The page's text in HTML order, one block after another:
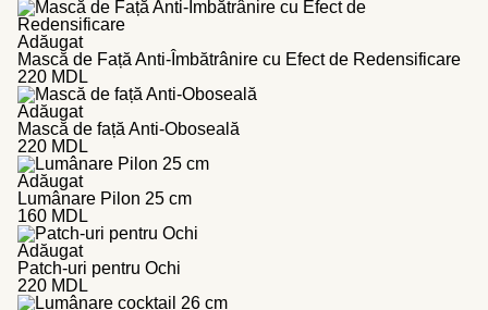
Adăugat
Mască de Față Anti-Îmbătrânire cu Efect de Redensificare
220 MDL
Adăugat
Mască de față Anti-Oboseală
220 MDL
Adăugat
Lumânare Pilon 25 cm
160 MDL
Adăugat
Patch-uri pentru Ochi
220 MDL